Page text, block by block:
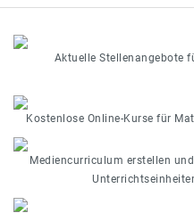
Aktuelle Stellenangebote
Kostenlose Online-Kurse für
Mediencurriculum erstellen